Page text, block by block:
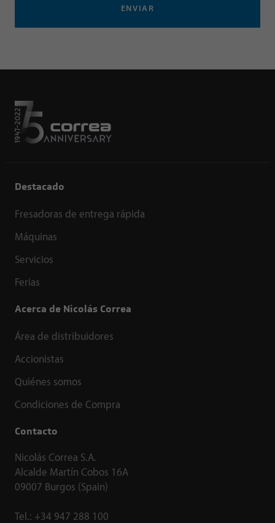
ENVIAR
Destacado
Fresadoras de entrega rápida
Máquinas
Servicios
Ferias
Acerca de Nicolás Correa
Área de distribuidores
Accionistas
Quiénes somos
Condiciones de Compra
Contacto
Nicolás Correa S.A.
Alcalde Martín Cobos 16A
09007 Burgos (Spain)
Tel.: +34 947 288 100